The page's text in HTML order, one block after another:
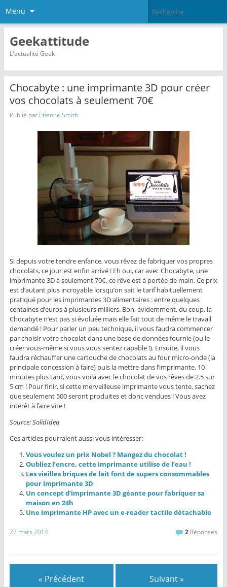
Menu
Geekattitude
L'actualité Geek
Chocabyte : une imprimante 3D pour créer
vos chocolats à seulement 70€
Publié par Etienne Smith
Si depuis votre tendre enfance, vous rêvez de fabriquer vos propres
chocolats, ce jour est enfin arrivé ! Eh oui, car avec Chocabyte, une
imprimante 3D à seulement 70€, ce rêve est à portée de main. Ce prix
est d’autant plus incroyable lorsqu’on sait le tarif habituellement
pratiqué pour les imprimantes 3D alimentaires : entre quelques
centaines d’euros à plusieurs milliers. Bon, évidemment, du coup, la
Chocabyte n’est pas si évoluée mais elle fait tout de même le travail
demandé ! Pour parler un peu technique, il vous faudra commencer
par choisir votre chocolat dans une base de données fournie (ou le
créer vous-même si vous vous sentez capable !). Ensuite, il vous
faudra réchauffer une cartouche de chocolats au four micro-onde (la
principale concession à faire) puis la mettre dans l’imprimante. 10
minutes plus tard, vous voilà avec le chocolat de vos rêves de 2.5 sur
5 cm ! Pour finir, si cette merveilleuse imprimante vous tente, sachez
que seulement 500 seront produites et donc vendues ! Vous avez
intérêt à faire vite !
Source: SolidIdea
Ces articles pourraient aussi vous intéresser:
Vous voulez un prix Nobel ? Mangez du chocolat !
Oubliez l’encre, cette imprimante utilise de l’eau !
Les vieilles briques de lait font de supers consommables
pour imprimante 3D
Un concept d’imprimante 3D géante pour fabriquer sa
maison en 24h
Une imprimante HP avec un e-reader tactile détachable
27 mars 2014 2 Réponses
« Précédent Suivant »